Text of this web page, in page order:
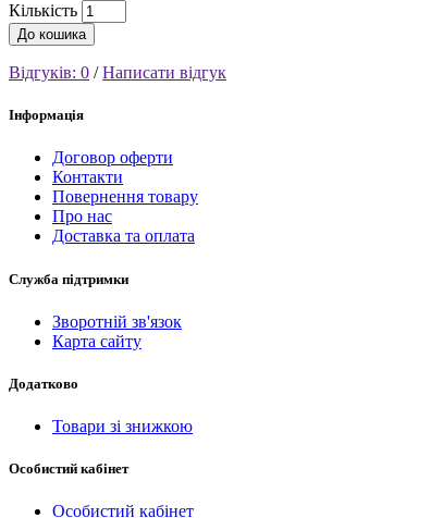
Кількість
До кошика
Відгуків: 0 /Написати відгук
Інформація
Договор оферти
Контакти
Повернення товару
Про нас
Доставка та оплата
Служба підтримки
Зворотній зв'язок
Карта сайту
Додатково
Товари зі знижкою
Особистий кабінет
Особистий кабінет